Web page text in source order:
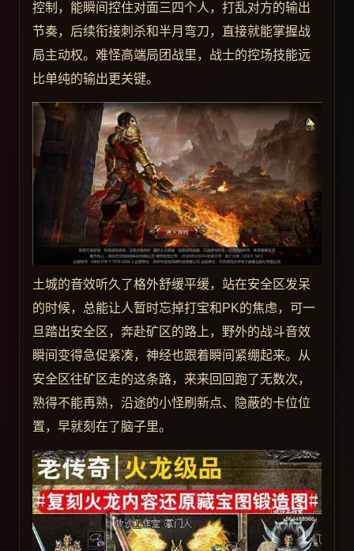
控制，能瞬间控住对面三四个人，打乱对方的输出
节奏，后续衔接刺杀和半月弯刀，直接就能掌握战
局主动权。难怪高端局团战里，战士的控场技能远
比单纯的输出更关键。
土城的音效听久了格外舒缓平缓，站在安全区发呆
的时候，总能让人暂时忘掉打宝和PK的焦虑，可一
旦踏出安全区，奔赴矿区的路上，野外的战斗音效
瞬间变得急促紧凑，神经也跟着瞬间紧绷起来。从
安全区往矿区走的这条路，来来回回跑了无数次，
熟得不能再熟，沿途的小怪刷新点、隐蔽的卡位位
置，早就刻在了脑子里。